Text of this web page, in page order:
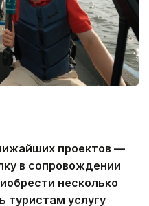
проектов —
в сопровождении
несколько
туристам услугу